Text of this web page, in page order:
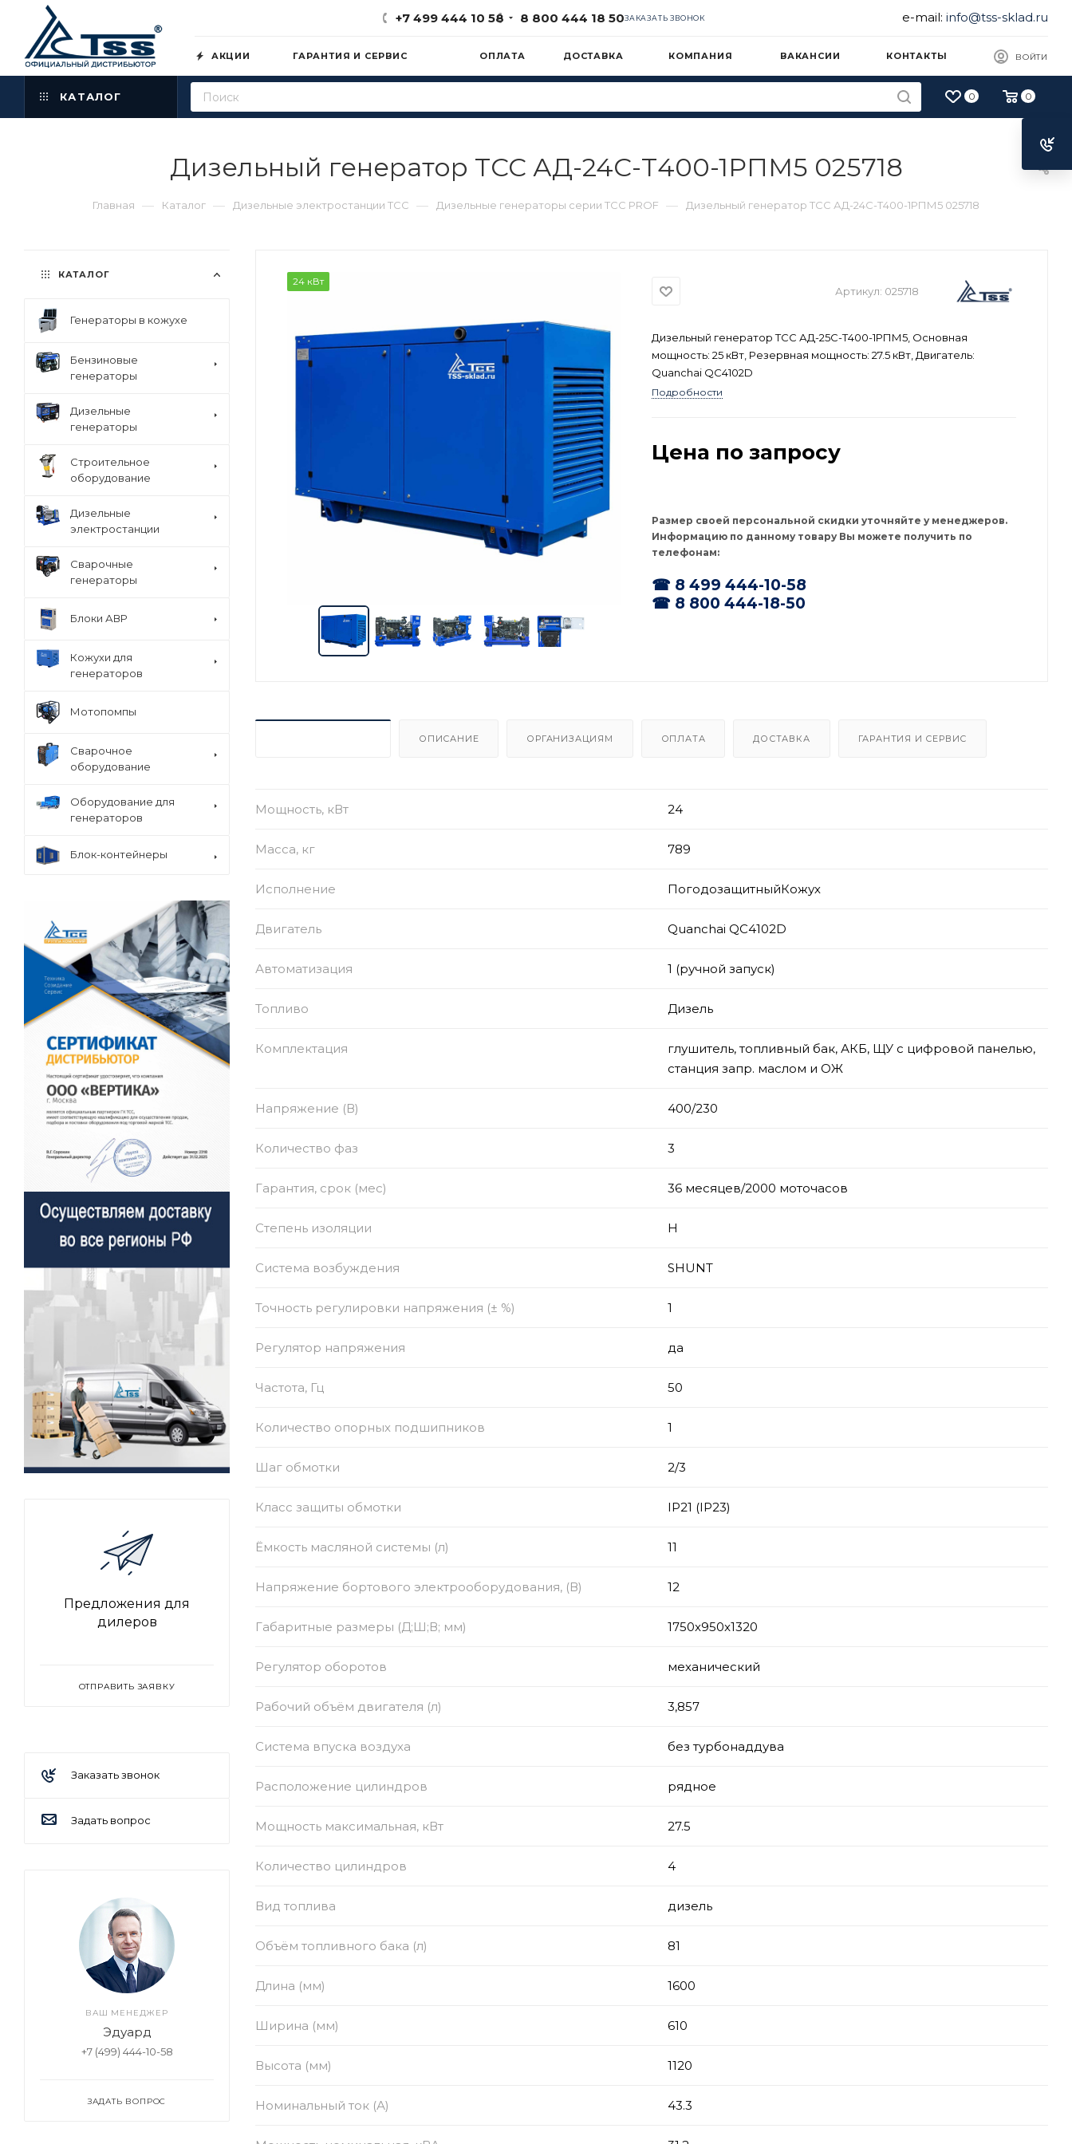
+7 499 444 10 58 8 800 444 18 50ЗАКАЗАТЬ ЗВОНОК e-mail: info@tss-sklad.ru
АКЦИИ ГАРАНТИЯ И СЕРВИС ОПЛАТА ДОСТАВКА КОМПАНИЯ ВАКАНСИИ КОНТАКТЫ ВОЙТИ
КАТАЛОГ 0 0
Дизельный генератор ТСС АД-24С-Т400-1РПМ5 025718
Главная — Каталог — Дизельные электростанции ТСС — Дизельные генераторы серии ТСС PROF — Дизельный генератор ТСС АД-24С-Т400-1РПМ5 025718
24 кВт
Артикул: 025718
Дизельный генератор ТСС АД-25С-Т400-1РПМ5, Основная
мощность: 25 кВт, Резервная мощность: 27.5 кВт, Двигатель:
Quanchai QC4102D
Подробности
Цена по запросу
Размер своей персональной скидки уточняйте у менеджеров.
Информацию по данному товару Вы можете получить по
телефонам:
☎ 8 499 444-10-58
☎ 8 800 444-18-50
ОПИСАНИЕ ОРГАНИЗАЦИЯМ ОПЛАТА ДОСТАВКА ГАРАНТИЯ И СЕРВИС
Мощность, кВт 24
Масса, кг 789
Исполнение ПогодозащитныйКожух
Двигатель Quanchai QC4102D
Автоматизация 1 (ручной запуск)
Топливо Дизель
Комплектация
глушитель, топливный бак, АКБ, ЩУ с цифровой панелью,
станция запр. маслом и ОЖ
Напряжение (В) 400/230
Количество фаз 3
Гарантия, срок (мес) 36 месяцев/2000 моточасов
Степень изоляции Н
Система возбуждения SHUNT
Точность регулировки напряжения (± %) 1
Регулятор напряжения да
Частота, Гц 50
Количество опорных подшипников 1
Шаг обмотки 2/3
Класс защиты обмотки IP21 (IP23)
Ёмкость масляной системы (л) 11
Напряжение бортового электрооборудования, (В) 12
Габаритные размеры (Д;Ш;В; мм) 1750x950x1320
Регулятор оборотов механический
Рабочий объём двигателя (л) 3,857
Система впуска воздуха без турбонаддува
Расположение цилиндров рядное
Мощность максимальная, кВт 27.5
Количество цилиндров 4
Вид топлива дизель
Объём топливного бака (л) 81
Длина (мм) 1600
Ширина (мм) 610
Высота (мм) 1120
Номинальный ток (А) 43.3
КАТАЛОГ
Генераторы в кожухе
Бензиновые
генераторы
Дизельные
генераторы
Строительное
оборудование
Дизельные
электростанции
Сварочные
генераторы
Блоки АВР
Кожухи для
генераторов
Мотопомпы
Сварочное
оборудование
Оборудование для
генераторов
Блок-контейнеры
Предложения для
дилеров
ОТПРАВИТЬ ЗАЯВКУ
Заказать звонок
Задать вопрос
ВАШ МЕНЕДЖЕР
Эдуард
+7 (499) 444-10-58
ЗАДАТЬ ВОПРОС